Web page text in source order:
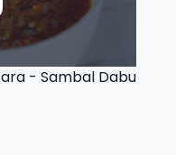
- Sambal Dabu